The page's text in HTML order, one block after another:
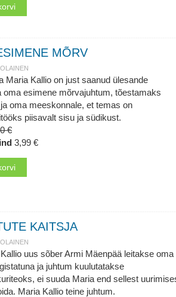
MÕRV
Maria Kallio on just saanud ülesande
oma esimene mõrvajuhtum, tõestamaks
oma meeskonnale, et temas on
piisavalt sisu ja südikust.
€
3,99 €
KAITSJA
uus sõber Armi Mäenpää leitakse oma
ja juhtum kuulutatakse
ei suuda Maria end sellest
Maria Kallio teine juhtum.